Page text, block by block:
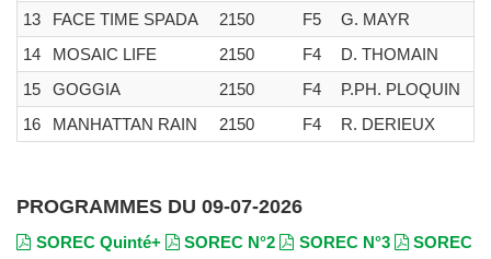
13
FACE TIME SPADA 2150 F5
G. MAYR
14
MOSAIC LIFE 2150 F4
D. THOMAIN
15
GOGGIA 2150 F4
P.PH. PLOQUIN
16
MANHATTAN RAIN 2150 F4 R. DERIEUX
PROGRAMMES DU 09-07-2026
SOREC Quinté+ SOREC N°2 SOREC N°3
SOREC